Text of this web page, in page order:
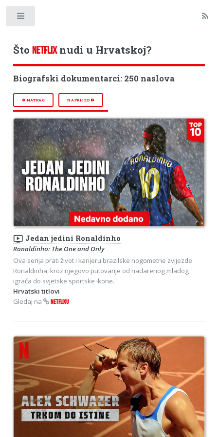
Što NETFLIXnudi u Hrvatskoj?
Biografski dokumentarci: 250 naslova
NATRAG NAPRIJED
ondemand_video Jedan jedini Ronaldinho
Ronaldinho: The One and Only
Ova serija prati život i karijeru brazilske nogometne zvijezde
Ronaldinha, kroz njegovo putovanje od nadarenog mladog
igrača do svjetske sportske ikone.
Hrvatski titlovi
Gledaj na
NETFLIXU